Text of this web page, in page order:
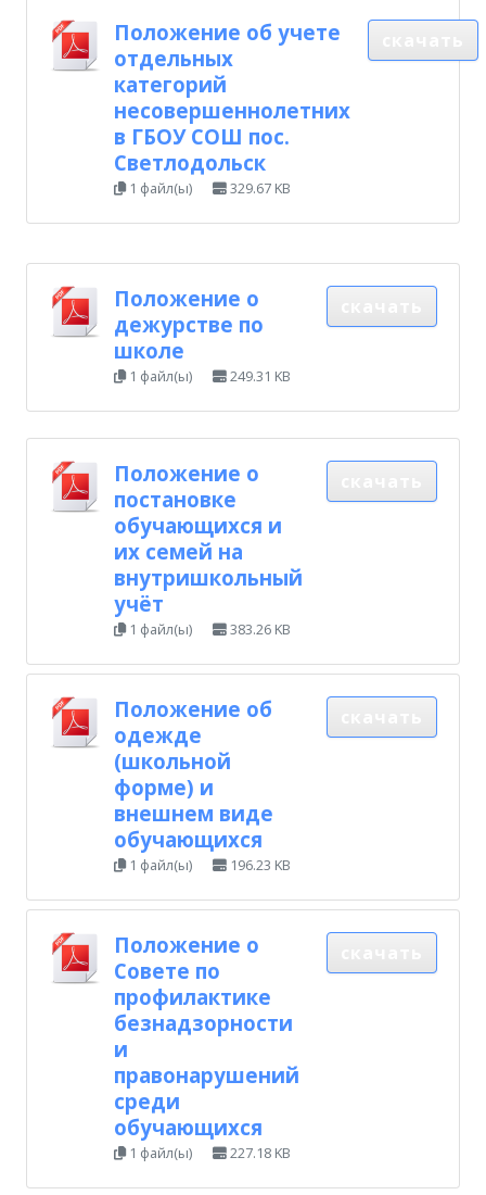
Положение об учете
отдельных
категорий
несовершеннолетних
в ГБОУ СОШ пос.
Светлодольск
1 файл(ы) 329.67 KB
Положение о
дежурстве по
школе
1 файл(ы) 249.31 KB
Положение о
постановке
обучающихся и
их семей на
внутришкольный
учёт
1 файл(ы) 383.26 KB
Положение об
одежде
(школьной
форме) и
внешнем виде
обучающихся
1 файл(ы) 196.23 KB
Положение о
Совете по
профилактике
безнадзорности
и
правонарушений
среди
обучающихся
1 файл(ы) 227.18 KB